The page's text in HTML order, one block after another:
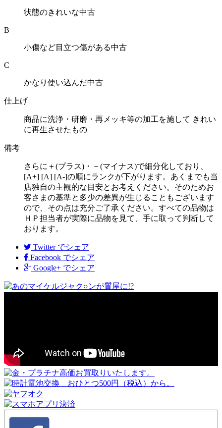
状態のきれいな中古
B
小傷など目立つ傷がある中古
C
かなり使い込んだ中古
仕上げ
商品に洗浄・研磨・再メッキ等の加工を施して きれい
に再生させたもの
備考
さらに＋(プラス)・－(マイナス)で細分化しており、
[A+] [A] [A-]の順にランクが下がります。あくまでも当
店独自の主観的な目安とお考えください。そのためお
客さまの基準と多少の差異が生じることもございます
ので、その点は充分ご了承ください。すべての品物は
ＨＰ担当者が実際に品物を見て、手に取って判断して
おります。
Twitter でシェア
Facebook でシェア
Google+ でシェア